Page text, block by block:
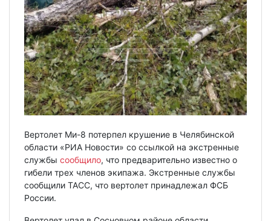
Вертолет Ми-8 потерпел крушение в Челябинской
области «РИА Новости» со ссылкой на экстренные
службы сообщило, что предварительно известно о
гибели трех членов экипажа. Экстренные службы
сообщили ТАСС, что вертолет принадлежал ФСБ
России.